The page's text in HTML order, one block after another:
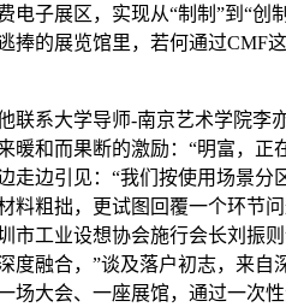
电子展区，实现从“制制”到“创
捧的展览馆里，若何通过CMF
大学导师-南京艺术学院李亦
暖和而果断的激励：“明富，正
走边引见：“我们按使用场景分
料粗拙，更试图回覆一个环节
市工业设想协会施行会长刘振
度融合，”谈及落户初志，来自
场大会、一座展馆，通过一次